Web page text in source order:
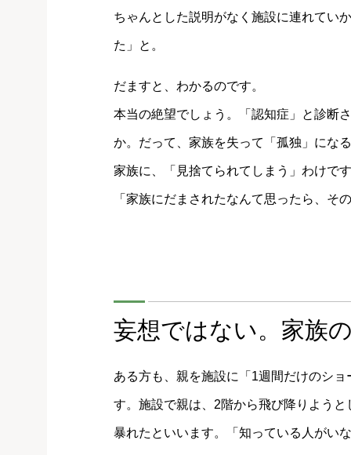
ちゃんとした説明がなく施設に連れてい
た」と。
だますと、わかるのです。
本当の絶望でしょう。「認知症」と診断
か。だって、家族を失って「孤独」にな
家族に、「見捨てられてしまう」わけで
「家族にだまされたなんて思ったら、そ
妄想ではない。家族
ある方も、親を施設に「1週間だけのシ
す。施設で親は、2階から飛び降りよう
暴れたといいます。「知っている人がい